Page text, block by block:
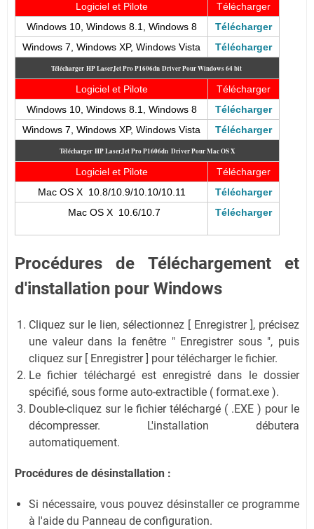
Logiciel et Pilote
Télécharger
Windows 10, Windows 8.1, Windows 8
Télécharger
Windows 7, Windows XP, Windows Vista Télécharger
Télécharger HP LaserJet Pro P1606dn Driver Pour Windows 64 bit
Logiciel et Pilote
Télécharger
Windows 10, Windows 8.1, Windows 8
Télécharger
Windows 7, Windows XP, Windows Vista
Télécharger
Télécharger HP LaserJet Pro P1606dn Driver Pour Mac OS X
Logiciel et Pilote
Télécharger
Mac OS X 10.8/10.9/10.10/10.11
Télécharger
Mac OS X 10.6/10.7
Télécharger
Procédures de Téléchargement et
d'installation pour Windows
Cliquez sur le lien, sélectionnez [ Enregistrer ], précisez
une valeur dans la fenêtre " Enregistrer sous ", puis
cliquez sur [ Enregistrer ] pour télécharger le fichier.
Le fichier téléchargé est enregistré dans le dossier
spécifié, sous forme auto-extractible ( format.exe ).
Double-cliquez sur le fichier téléchargé ( .EXE ) pour le
décompresser. L'installation débutera
automatiquement.
Procédures de désinstallation :
Si nécessaire, vous pouvez désinstaller ce programme
à l'aide du Panneau de configuration.